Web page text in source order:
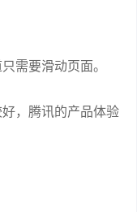
需要滑动页面。
，腾讯的产品体验